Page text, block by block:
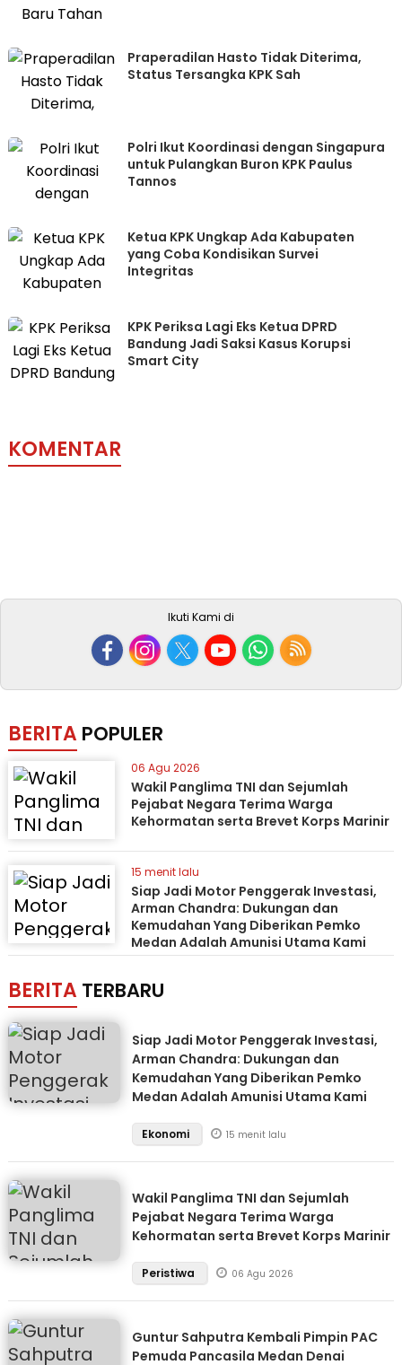
Praperadilan Hasto Tidak Diterima,
Status Tersangka KPK Sah
Polri Ikut Koordinasi dengan Singapura
untuk Pulangkan Buron KPK Paulus
Tannos
Ketua KPK Ungkap Ada Kabupaten
yang Coba Kondisikan Survei
Integritas
KPK Periksa Lagi Eks Ketua DPRD
Bandung Jadi Saksi Kasus Korupsi
Smart City
KOMENTAR
Ikuti Kami di
BERITA POPULER
06 Agu 2026
Wakil Panglima TNI dan Sejumlah
Pejabat Negara Terima Warga
Kehormatan serta Brevet Korps Marinir
15 menit lalu
Siap Jadi Motor Penggerak Investasi,
Arman Chandra: Dukungan dan
Kemudahan Yang Diberikan Pemko
Medan Adalah Amunisi Utama Kami
BERITA TERBARU
Siap Jadi Motor Penggerak Investasi,
Arman Chandra: Dukungan dan
Kemudahan Yang Diberikan Pemko
Medan Adalah Amunisi Utama Kami
Ekonomi 15 menit lalu
Wakil Panglima TNI dan Sejumlah
Pejabat Negara Terima Warga
Kehormatan serta Brevet Korps Marinir
Peristiwa 06 Agu 2026
Guntur Sahputra Kembali Pimpin PAC
Pemuda Pancasila Medan Denai